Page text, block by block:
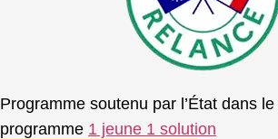
Programme soutenu par l’État dans
programme 1 jeune 1 solution